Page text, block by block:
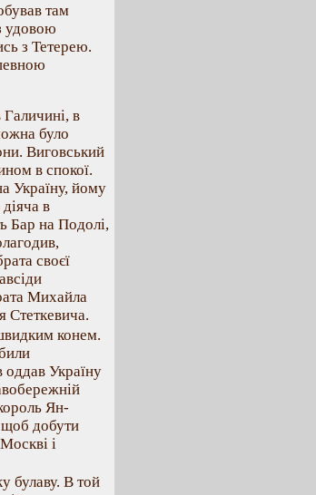
там
удовою
з Тетерею.
в
було
Виговський
в спокої.
Україну, йому
в
Бар на Подолі,
своєї
Михайла
Стеткевича.
конем.
оддав Україну
Ян-
щоб добути
і
булаву. В той